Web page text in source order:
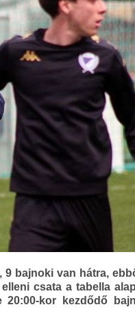
bajnoki van hátra,
csata a tabella
kor kezdődő